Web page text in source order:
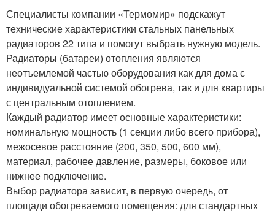
Специалисты компании «Термомир» подскажут
технические характеристики стальных панельных
радиаторов 22 типа и помогут выбрать нужную модель.
Радиаторы (батареи) отопления являются
неотъемлемой частью оборудования как для дома с
индивидуальной системой обогрева, так и для квартиры
с центральным отоплением.
Каждый радиатор имеет основные характеристики:
номинальную мощность (1 секции либо всего прибора),
межосевое расстояние (200, 350, 500, 600 мм),
материал, рабочее давление, размеры, боковое или
нижнее подключение.
Выбор радиатора зависит, в первую очередь, от
площади обогреваемого помещения: для стандартных